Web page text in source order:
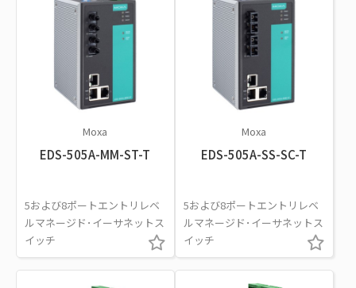
Moxa
EDS-505A-MM-ST-T
5および8ポートエントリレベ
ルマネージド･イーサネットス
イッチ
Moxa
EDS-505A-SS-SC-T
5および8ポートエントリレベ
ルマネージド･イーサネットス
イッチ